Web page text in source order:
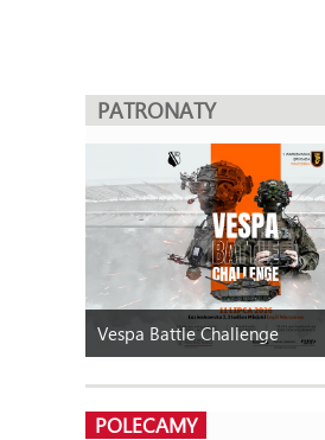
PATRONATY
Vespa Battle Challenge
POLECAMY